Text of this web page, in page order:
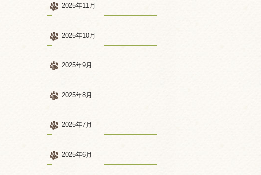
2025年11月
2025年10月
2025年9月
2025年8月
2025年7月
2025年6月